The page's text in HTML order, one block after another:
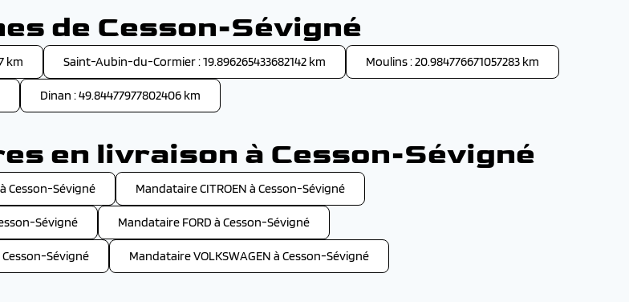
de Cesson-Sévigné
km Saint-Aubin-du-Cormier : 19.896265433682142 km Moulins : 20.984776671057283 km
Dinan : 49.84477977802406 km
en livraison à Cesson-Sévigné
Cesson-Sévigné Mandataire CITROEN à Cesson-Sévigné
Sévigné Mandataire FORD à Cesson-Sévigné
Cesson-Sévigné Mandataire VOLKSWAGEN à Cesson-Sévigné